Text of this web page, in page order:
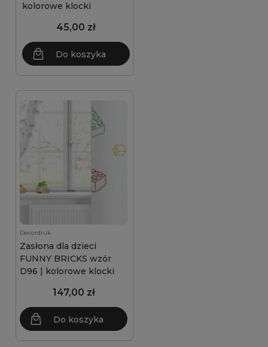
kolorowe klocki
45,00 zł
Do koszyka
Decordruk
Zasłona dla dzieci
FUNNY BRICKS wzór
D96 | kolorowe klocki
147,00 zł
Do koszyka